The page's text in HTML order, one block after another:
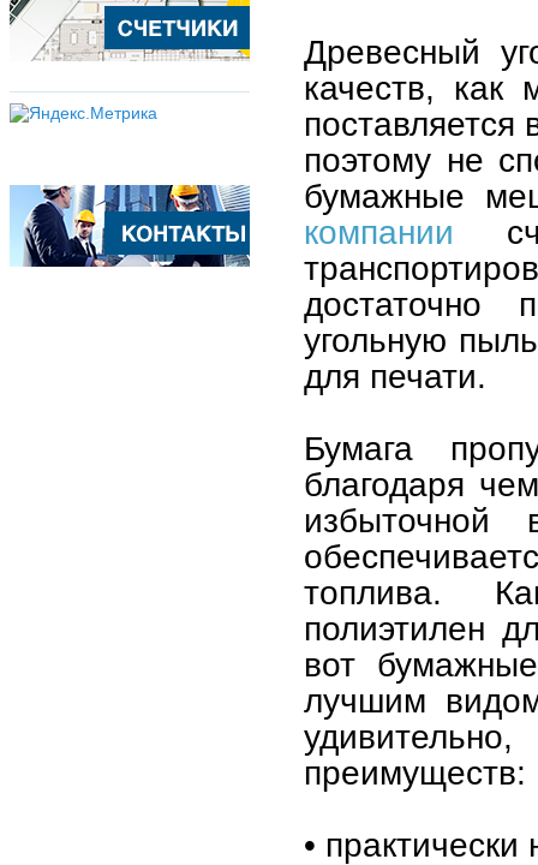
Древесный
качеств,
поэтому не
бумажные
компании
достаточно
угольную
для печати.
Бумага
благодаря
избыточной
топлива.
полиэтилен
вот
лучшим
преимуществ:
• практически